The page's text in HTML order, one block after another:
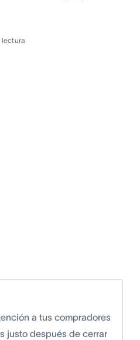
lectura
a tus compradores
justo después de cerrar